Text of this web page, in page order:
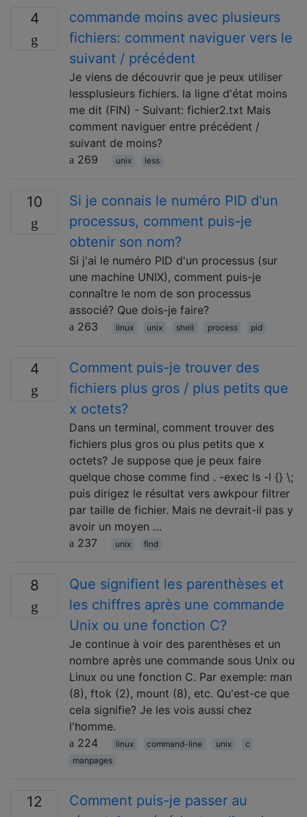
4
commande moins avec plusieurs
fichiers: comment naviguer vers le
suivant / précédent
Je viens de découvrir que je peux utiliser
lessplusieurs fichiers. la ligne d'état moins
me dit (FIN) - Suivant: fichier2.txt Mais
comment naviguer entre précédent /
suivant de moins?
269
unix less
10
Si je connais le numéro PID d'un
processus, comment puis-je
obtenir son nom?
Si j'ai le numéro PID d'un processus (sur
une machine UNIX), comment puis-je
connaître le nom de son processus
associé? Que dois-je faire?
263
linux unix shell process pid
4
Comment puis-je trouver des
fichiers plus gros / plus petits que
x octets?
Dans un terminal, comment trouver des
fichiers plus gros ou plus petits que x
octets? Je suppose que je peux faire
quelque chose comme find . -exec ls -l {} \;
puis dirigez le résultat vers awkpour filtrer
par taille de fichier. Mais ne devrait-il pas y
avoir un moyen …
237
unix find
8
Que signifient les parenthèses et
les chiffres après une commande
Unix ou une fonction C?
Je continue à voir des parenthèses et un
nombre après une commande sous Unix ou
Linux ou une fonction C. Par exemple: man
(8), ftok (2), mount (8), etc. Qu'est-ce que
cela signifie? Je les vois aussi chez
l'homme.
224
linux command-line unix
c
manpages
12
Comment puis-je passer au